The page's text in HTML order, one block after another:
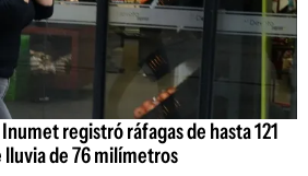
registró ráfagas de hasta 121
de 76 milímetros